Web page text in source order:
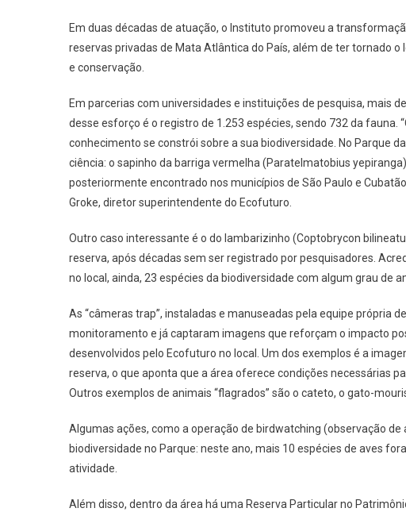
Em duas décadas de atuação, o Instituto promoveu a
reservas privadas de Mata Atlântica do País, além de ter tornado
e conservação.
Em parcerias com universidades e instituições de pesquisa, mais
desse esforço é o registro de 1.253 espécies, sendo 732 da
conhecimento se constrói sobre a sua biodiversidade. No Parque
ciência: o sapinho da barriga vermelha (Paratelmatobius
posteriormente encontrado nos municípios de São Paulo e
Groke, diretor superintendente do Ecofuturo.
Outro caso interessante é o do lambarizinho (Coptobrycon
reserva, após décadas sem ser registrado por pesquisadores.
no local, ainda, 23 espécies da biodiversidade com algum grau de
As “câmeras trap”, instaladas e manuseadas pela equipe própria
monitoramento e já captaram imagens que reforçam o impacto
desenvolvidos pelo Ecofuturo no local. Um dos exemplos é a
reserva, o que aponta que a área oferece condições necessárias
Outros exemplos de animais “flagrados” são o cateto, o gato-
Algumas ações, como a operação de birdwatching (observação
biodiversidade no Parque: neste ano, mais 10 espécies de aves
atividade.
Além disso, dentro da área há uma Reserva Particular no